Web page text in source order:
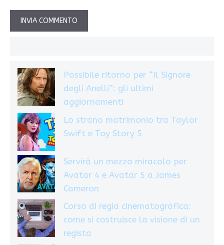
Possibile ritorno per “Il Signore
degli Anelli”: gli ultimi
aggiornamenti
Lo strano matrimonio tra Taylor
Swift e Toy Story 5
Servirà un mezzo miracolo per
Avatar 4 e Avatar 5 a James
Cameron
Corso di regia cinematografica:
come si costruisce la visione di un
regista